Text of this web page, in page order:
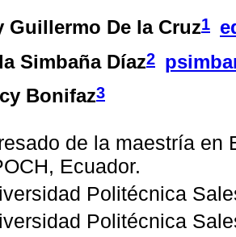
Guillermo De la Cruz1
Simbaña Díaz2
Bonifaz3
de la maestría en
Ecuador.
Politécnica
Politécnica